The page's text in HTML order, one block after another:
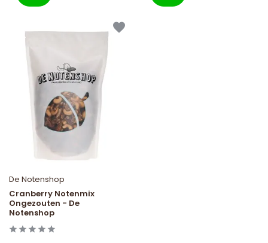
De Notenshop
Cranberry Notenmix
Ongezouten - De
Notenshop